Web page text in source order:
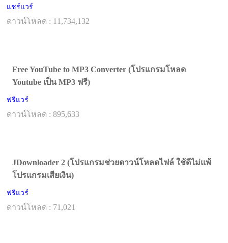
แชร์แวร์
ดาวน์โหลด : 11,734,132
Free YouTube to MP3 Converter (โปรแกรมโหลด
Youtube เป็น MP3 ฟรี)
ฟรีแวร์
ดาวน์โหลด : 895,633
JDownloader 2 (โปรแกรมช่วยดาวน์โหลดไฟล์ ใช้ดีไม่แพ้
โปรแกรมเสียเงิน)
ฟรีแวร์
ดาวน์โหลด : 71,021